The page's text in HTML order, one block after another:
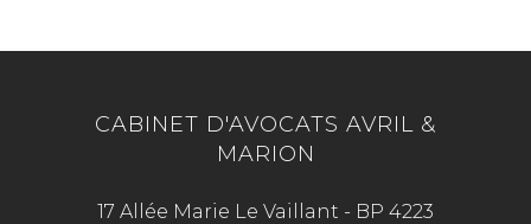
CABINET D'AVOCATS AVRIL &
MARION
17 Allée Marie Le Vaillant - BP 4223